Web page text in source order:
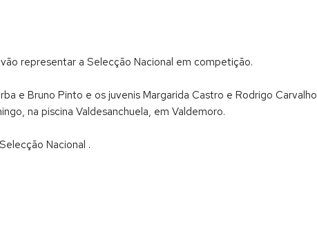
representar a Selecção Nacional em competição.
e Bruno Pinto e os juvenis Margarida Castro e Rodrigo
na piscina Valdesanchuela, em Valdemoro.
Nacional .